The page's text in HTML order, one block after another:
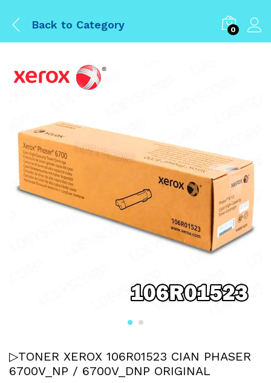
Back to Category 0
▷TONER XEROX 106R01523 CIAN PHASER
6700V_NP / 6700V_DNP ORIGINAL